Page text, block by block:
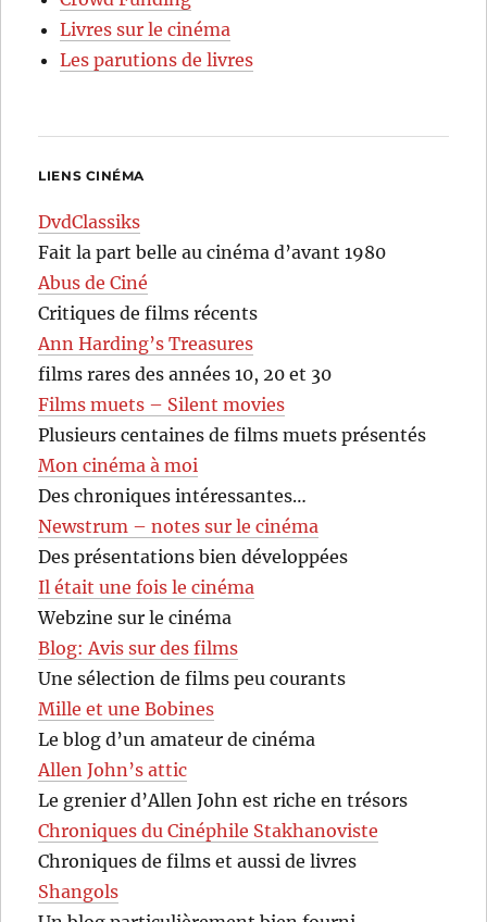
Livres sur le cinéma
Les parutions de livres
LIENS CINÉMA
DvdClassiks
Fait la part belle au cinéma d’avant 1980
Abus de Ciné
Critiques de films récents
Ann Harding’s Treasures
films rares des années 10, 20 et 30
Films muets – Silent movies
Plusieurs centaines de films muets présentés
Mon cinéma à moi
Des chroniques intéressantes…
Newstrum – notes sur le cinéma
Des présentations bien développées
Il était une fois le cinéma
Webzine sur le cinéma
Blog: Avis sur des films
Une sélection de films peu courants
Mille et une Bobines
Le blog d’un amateur de cinéma
Allen John’s attic
Le grenier d’Allen John est riche en trésors
Chroniques du Cinéphile Stakhanoviste
Chroniques de films et aussi de livres
Shangols